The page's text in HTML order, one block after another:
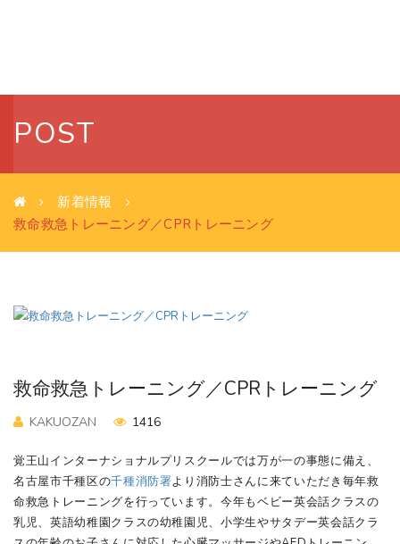
POST
新着情報
救命救急トレーニング／CPRトレーニング
救命救急トレーニング／CPRトレーニング
KAKUOZAN 1416
覚王山インターナショナルプリスクールでは万が一の事態に備え、
名古屋市千種区の千種消防署より消防士さんに来ていただき毎年救
命救急トレーニングを行っています。今年もベビー英会話クラスの
乳児、英語幼稚園クラスの幼稚園児、小学生やサタデー英会話クラ